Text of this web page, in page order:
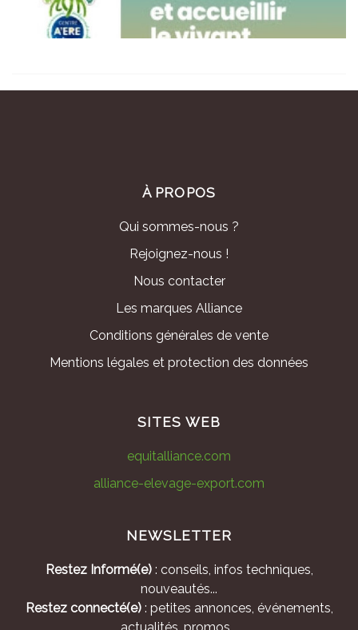
À PROPOS
Qui sommes-nous ?
Rejoignez-nous !
Nous contacter
Les marques Alliance
Conditions générales de vente
Mentions légales et protection des données
SITES WEB
equitalliance.com
alliance-elevage-export.com
NEWSLETTER
Restez Informé(e): conseils, infos techniques,
nouveautés...
Restez connecté(e): petites annonces, événements,
actualités, promos...